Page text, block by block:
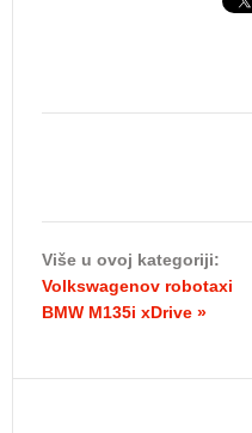
Više u ovoj kategoriji:
Volkswagenov robotaxi
BMW M135i xDrive »